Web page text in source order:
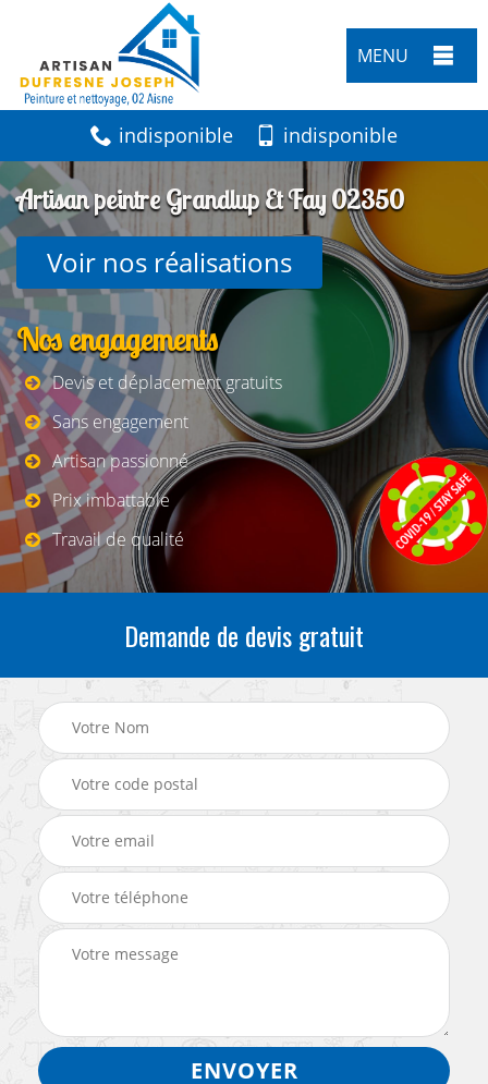
MENU
indisponible indisponible
Artisan peintre Grandlup Et Fay 02350
Voir nos réalisations
Nos engagements
Devis et déplacement gratuits
Sans engagement
Artisan passionné
Prix imbattable
Travail de qualité
Demande de devis gratuit